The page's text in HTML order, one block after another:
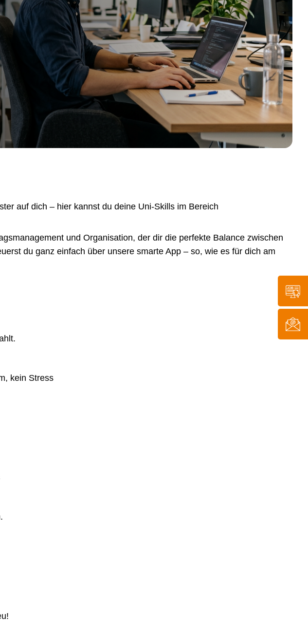
auf dich – hier kannst du deine Uni-Skills im Bereich
und Organisation, der dir die perfekte Balance zwischen
du ganz einfach über unsere smarte App – so, wie es für dich am
kein Stress